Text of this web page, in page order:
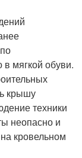
мягкой обуви.
крышу
техники
неопасно и
кровельном